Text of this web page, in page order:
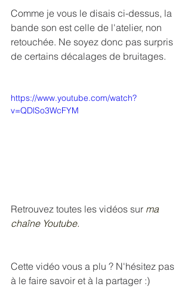
Comme je vous le disais ci-dessus, la
bande son est celle de l'atelier, non
retouchée. Ne soyez donc pas surpris
de certains décalages de bruitages.
https://www.youtube.com/watch?
v=QDlSo3WcFYM
Retrouvez toutes les vidéos sur ma
chaîne Youtube.
Cette vidéo vous a plu ? N'hésitez pas
à le faire savoir et à la partager :)